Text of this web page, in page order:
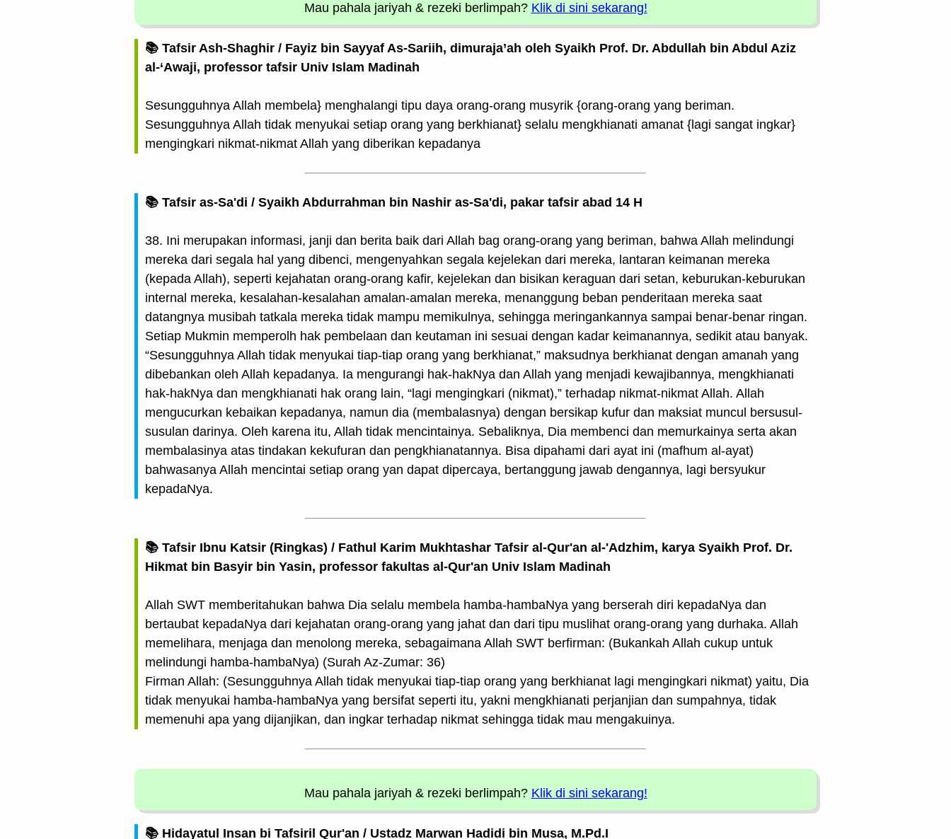
Mau pahala jariyah & rezeki berlimpah? Klik di sini sekarang!
📚 Tafsir Ash-Shaghir / Fayiz bin Sayyaf As-Sariih, dimuraja’ah oleh Syaikh Prof. Dr. Abdullah bin Abdul Aziz
al-‘Awaji, professor tafsir Univ Islam Madinah
Sesungguhnya Allah membela} menghalangi tipu daya orang-orang musyrik {orang-orang yang beriman.
Sesungguhnya Allah tidak menyukai setiap orang yang berkhianat} selalu mengkhianati amanat {lagi sangat ingkar}
mengingkari nikmat-nikmat Allah yang diberikan kepadanya
📚 Tafsir as-Sa'di / Syaikh Abdurrahman bin Nashir as-Sa'di, pakar tafsir abad 14 H
38. Ini merupakan informasi, janji dan berita baik dari Allah bag orang-orang yang beriman, bahwa Allah melindungi
mereka dari segala hal yang dibenci, mengenyahkan segala kejelekan dari mereka, lantaran keimanan mereka
(kepada Allah), seperti kejahatan orang-orang kafir, kejelekan dan bisikan keraguan dari setan, keburukan-keburukan
internal mereka, kesalahan-kesalahan amalan-amalan mereka, menanggung beban penderitaan mereka saat
datangnya musibah tatkala mereka tidak mampu memikulnya, sehingga meringankannya sampai benar-benar ringan.
Setiap Mukmin memperolh hak pembelaan dan keutaman ini sesuai dengan kadar keimanannya, sedikit atau banyak.
“Sesungguhnya Allah tidak menyukai tiap-tiap orang yang berkhianat,” maksudnya berkhianat dengan amanah yang
dibebankan oleh Allah kepadanya. Ia mengurangi hak-hakNya dan Allah yang menjadi kewajibannya, mengkhianati
hak-hakNya dan mengkhianati hak orang lain, “lagi mengingkari (nikmat),” terhadap nikmat-nikmat Allah. Allah
mengucurkan kebaikan kepadanya, namun dia (membalasnya) dengan bersikap kufur dan maksiat muncul bersusul-
susulan darinya. Oleh karena itu, Allah tidak mencintainya. Sebaliknya, Dia membenci dan memurkainya serta akan
membalasinya atas tindakan kekufuran dan pengkhianatannya. Bisa dipahami dari ayat ini (mafhum al-ayat)
bahwasanya Allah mencintai setiap orang yan dapat dipercaya, bertanggung jawab dengannya, lagi bersyukur
kepadaNya.
📚 Tafsir Ibnu Katsir (Ringkas) / Fathul Karim Mukhtashar Tafsir al-Qur'an al-'Adzhim, karya Syaikh Prof. Dr.
Hikmat bin Basyir bin Yasin, professor fakultas al-Qur'an Univ Islam Madinah
Allah SWT memberitahukan bahwa Dia selalu membela hamba-hambaNya yang berserah diri kepadaNya dan
bertaubat kepadaNya dari kejahatan orang-orang yang jahat dan dari tipu muslihat orang-orang yang durhaka. Allah
memelihara, menjaga dan menolong mereka, sebagaimana Allah SWT berfirman: (Bukankah Allah cukup untuk
melindungi hamba-hambaNya) (Surah Az-Zumar: 36)
Firman Allah: (Sesungguhnya Allah tidak menyukai tiap-tiap orang yang berkhianat lagi mengingkari nikmat) yaitu, Dia
tidak menyukai hamba-hambaNya yang bersifat seperti itu, yakni mengkhianati perjanjian dan sumpahnya, tidak
memenuhi apa yang dijanjikan, dan ingkar terhadap nikmat sehingga tidak mau mengakuinya.
Mau pahala jariyah & rezeki berlimpah? Klik di sini sekarang!
📚 Hidayatul Insan bi Tafsiril Qur'an / Ustadz Marwan Hadidi bin Musa, M.Pd.I